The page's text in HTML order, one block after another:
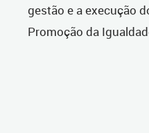
gestão e a execução
Promoção da